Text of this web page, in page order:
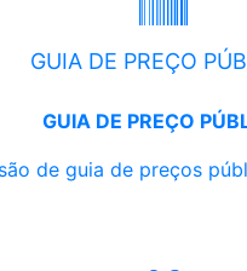
GUIA DE PREÇO
GUIA DE PREÇO
de guia de preços